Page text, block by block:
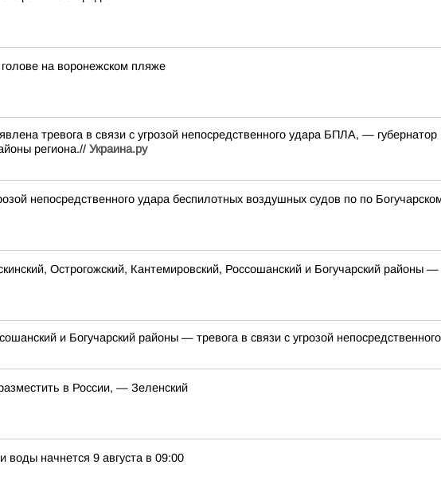
на воронежском пляже
тревога в связи с угрозой непосредственного удара БПЛА, —
региона.// Украина.ру
непосредственного удара беспилотных воздушных судов по по
Острогожский, Кантемировский, Россошанский и Богучарский районы
и Богучарский районы — тревога в связи с угрозой
в России, — Зеленский
воды начнется 9 августа в 09:00